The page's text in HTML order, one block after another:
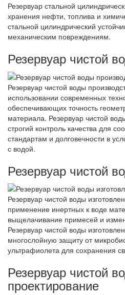
Резервуар стальной
хранения нефти, топлива и
стальной цилиндрический
механическим повреждениям.
Резервуар чистой
Резервуар чистой воды
использовании современных
обеспечивающих точность
материала. Резервуар чистой
строгий контроль качества для
стандартам и долговечности в
с водой.
Резервуар чистой
Резервуар чистой воды
применение инертных к воде
выщелачивание примесей и
Резервуар чистой воды
многослойную защиту от
ультрафиолета для сохранения
Резервуар чистой
проектирование